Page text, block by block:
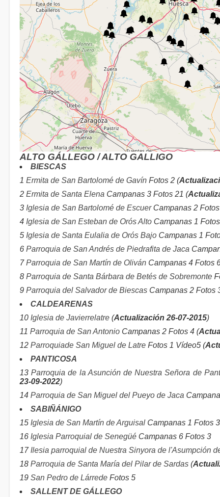
ALTO GÁLLEGO / ALTO GALLIGO
BIESCAS
1 Ermita de San Bartolomé de Gavín Fotos 2 (
2 Ermita de Santa Elena Campanas 3 Fotos 21 (
3 Iglesia de San Bartolomé de EscuerCampanas 2
4 Iglesia de San Esteban de Orós Alto Campanas 1
5 Iglesia de Santa Eulalia de Orós Bajo Campanas 1
6 Parroquia de San Andrés de Piedrafita de Jaca
7Parroquia de San Martín de Oliván Campanas 4 Fotos
8 Parroquia de Santa Bárbara de Betés de Sobremonte
9 Parroquia del Salvador de Biescas Campanas 2 Fotos
CALDEARENAS
10 Iglesia de Javierrelatre (Actualización 26-07-2015)
11 Parroquia de San Antonio Campanas 2 Fotos 4 (
12 Parroquiade San Miguel de Latre Fotos 1 Vídeo5 (
PANTICOSA
13Parroquia de la Asunción de Nuestra Señora de
23-09-2022)
14 Parroquia de San Miguel del Pueyo de Jaca
SABIÑÁNIGO
15 Iglesia de San Martín de Arguisal Campanas 1 Fotos
16 Iglesia Parroquial de Senegüé Campanas 6 Fotos 3
17 Ilesia parroquial de Nuestra Sinyora de l'Asumpción
18 Parroquia de Santa María del Pilar de Sardas (
19 San Pedro de Lárrede Fotos 5
SALLENT DE GÁLLEGO